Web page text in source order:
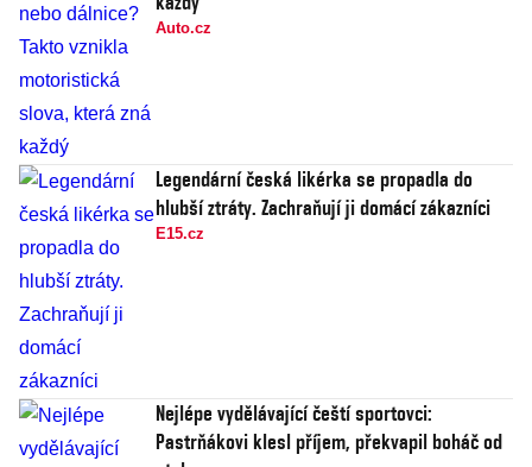
Auto.cz
Legendární česká likérka se propadla do
hlubší ztráty. Zachraňují ji domácí zákazníci
E15.cz
Nejlépe vydělávající čeští sportovci:
Pastrňákovi klesl příjem, překvapil boháč od